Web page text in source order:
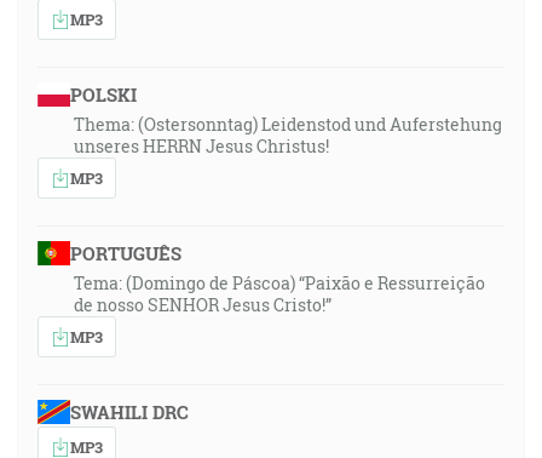
MP3
POLSKI
Thema: (Ostersonntag) Leidenstod und Auferstehung
unseres HERRN Jesus Christus!
MP3
PORTUGUÊS
Tema: (Domingo de Páscoa) “Paixão e Ressurreição
de nosso SENHOR Jesus Cristo!”
MP3
SWAHILI DRC
MP3